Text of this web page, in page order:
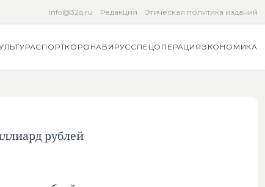
info@32q.ru Редакция Этическая политика изданий
СПОРТКОРОНАВИРУССПЕЦОПЕРАЦИЯЭКОНОМИКА
рублей